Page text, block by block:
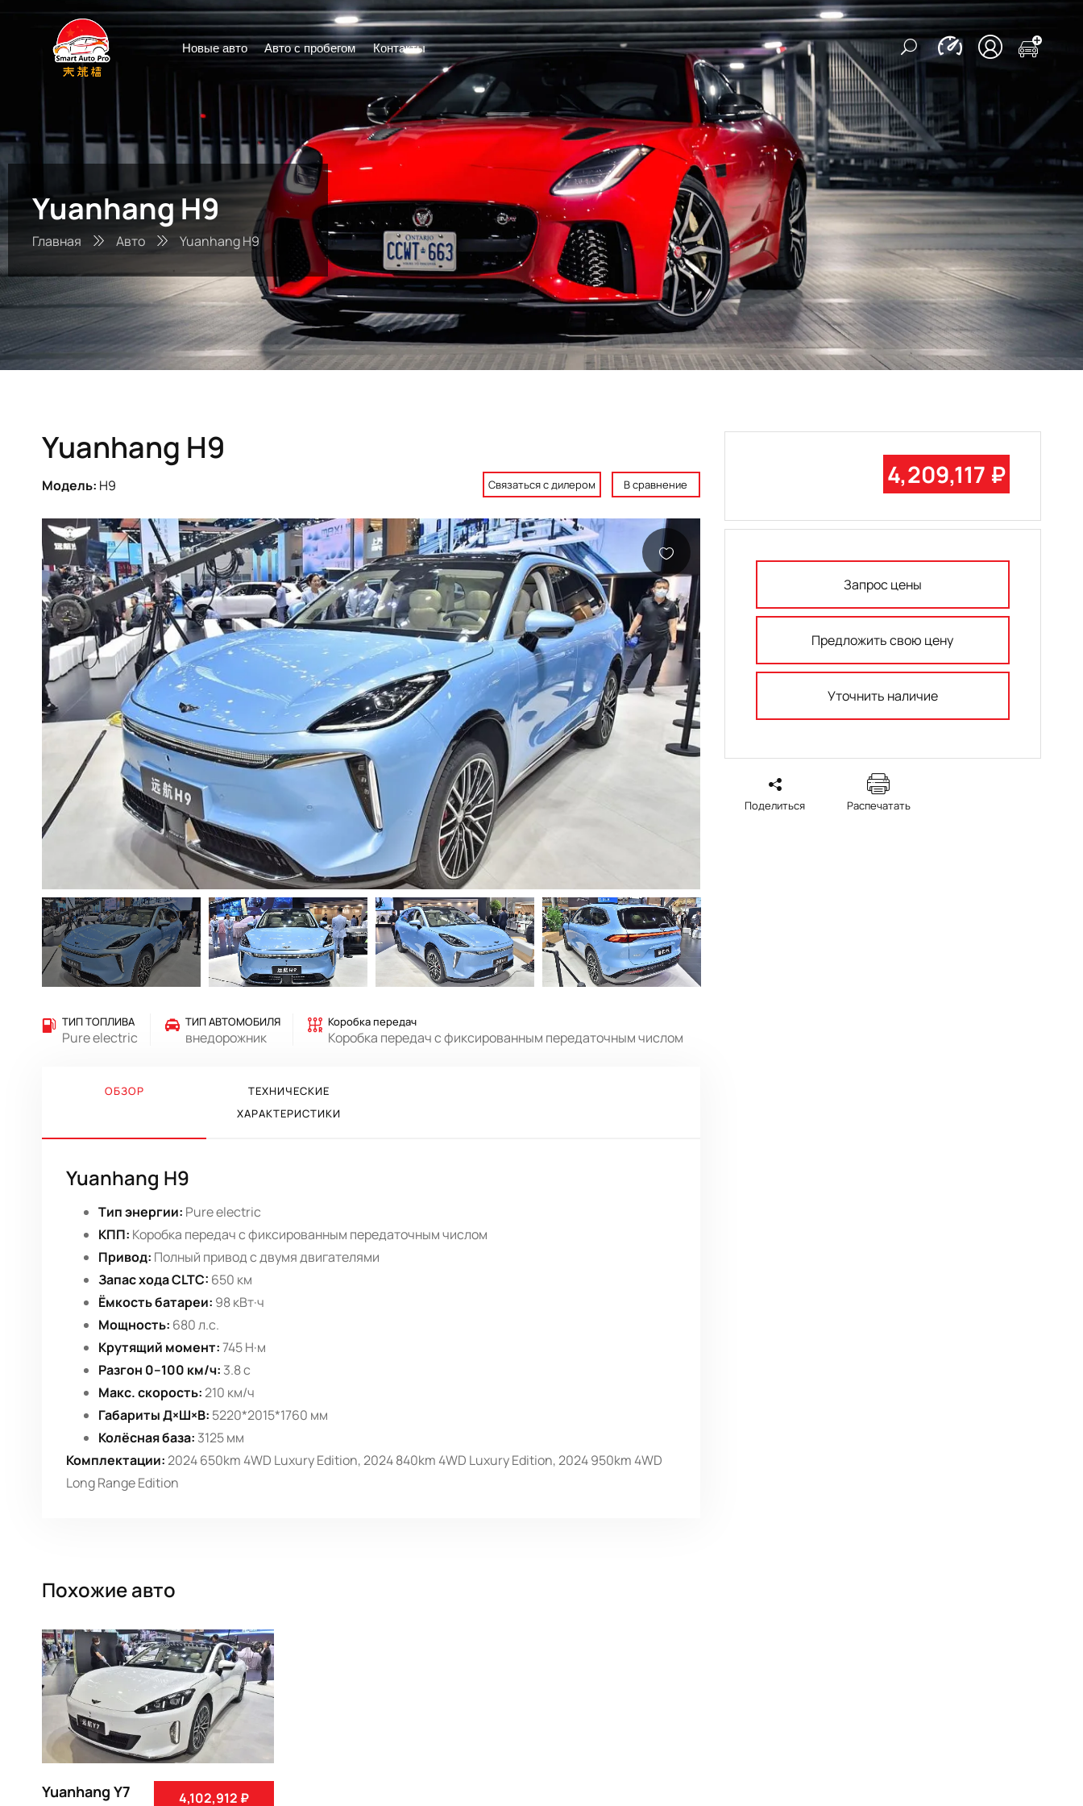
Новые авто Авто с пробегом Контакты
Yuanhang H9
Главная Авто Yuanhang H9
Yuanhang H9
Модель: H9 Связаться с дилером В сравнение
ТИП ТОПЛИВА
Pure electric
ТИП АВТОМОБИЛЯ
внедорожник
Коробка передач
Коробка передач с фиксированным передаточным числом
ОБЗОР
ТЕХНИЧЕСКИЕ
ХАРАКТЕРИСТИКИ
Yuanhang H9
Тип энергии: Pure electric
КПП: Коробка передач с фиксированным передаточным числом
Привод: Полный привод с двумя двигателями
Запас хода CLTC: 650 км
Ёмкость батареи: 98 кВт·ч
Мощность: 680 л.с.
Крутящий момент:745 Н·м
Разгон 0–100 км/ч: 3.8 с
Макс. скорость:210 км/ч
Габариты Д×Ш×В: 5220*2015*1760 мм
Колёсная база: 3125 мм
Комплектации:2024 650km 4WD Luxury Edition, 2024 840km 4WD Luxury Edition, 2024 950km 4WD
Long Range Edition
4,209,117 ₽
Запрос цены
Предложить свою цену
Уточнить наличие
Поделиться Распечатать
Похожие авто
4,102,912 ₽
Yuanhang Y7